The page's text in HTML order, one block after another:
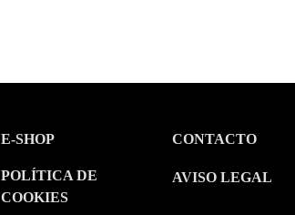
E-SHOP CONTACTO
POLÍTICA DE
COOKIES
AVISO LEGAL